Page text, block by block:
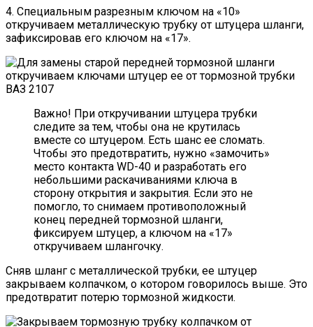
4. Специальным разрезным ключом на «10»
откручиваем металлическую трубку от штуцера шланги,
зафиксировав его ключом на «17».
Важно! При откручивании штуцера трубки
следите за тем, чтобы она не крутилась
вместе со штуцером. Есть шанс ее сломать.
Чтобы это предотвратить, нужно «замочить»
место контакта WD-40 и разработать его
небольшими раскачиваниями ключа в
сторону открытия и закрытия. Если это не
помогло, то снимаем противоположный
конец передней тормозной шланги,
фиксируем штуцер, а ключом на «17»
откручиваем шлангочку.
Сняв шланг с металлической трубки, ее штуцер
закрываем колпачком, о котором говорилось выше. Это
предотвратит потерю тормозной жидкости.